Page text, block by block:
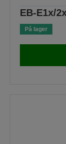
EB-E1x/
På lager